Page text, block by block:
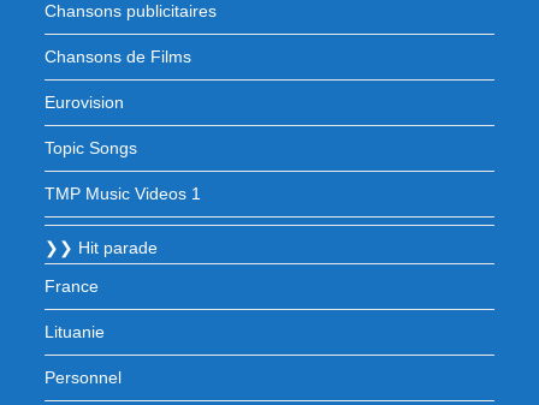
Chansons publicitaires
Chansons de Films
Eurovision
Topic Songs
TMP Music Videos 1
❯❯ Hit parade
France
Lituanie
Personnel